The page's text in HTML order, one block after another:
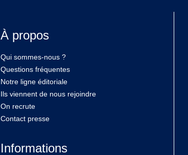
À propos
Qui sommes-nous ?
Questions fréquentes
Notre ligne éditoriale
Ils viennent de nous rejoindre
On recrute
Contact presse
Informations